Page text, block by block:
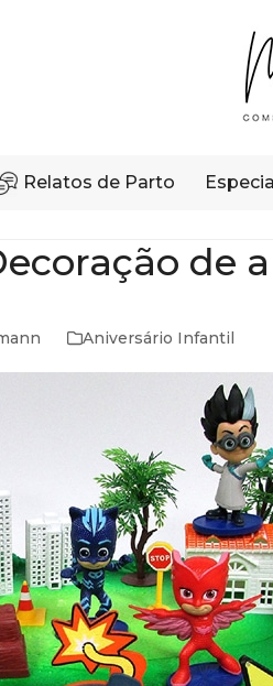
Relatos de Parto
de
Aniversário Infantil